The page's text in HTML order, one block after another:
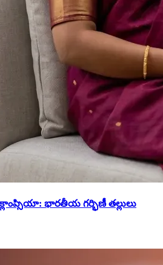
భారతీయ గర్భిణీ తల్లులు